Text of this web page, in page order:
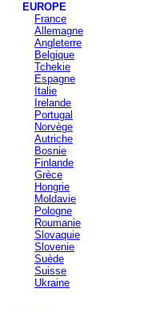
EUROPE
France
Allemagne
Angleterre
Belgique
Tchekie
Espagne
Italie
Irelande
Portugal
Norvège
Autriche
Bosnie
Finlande
Grèce
Hongrie
Moldavie
Pologne
Roumanie
Slovaquie
Slovenie
Suède
Suisse
Ukraine